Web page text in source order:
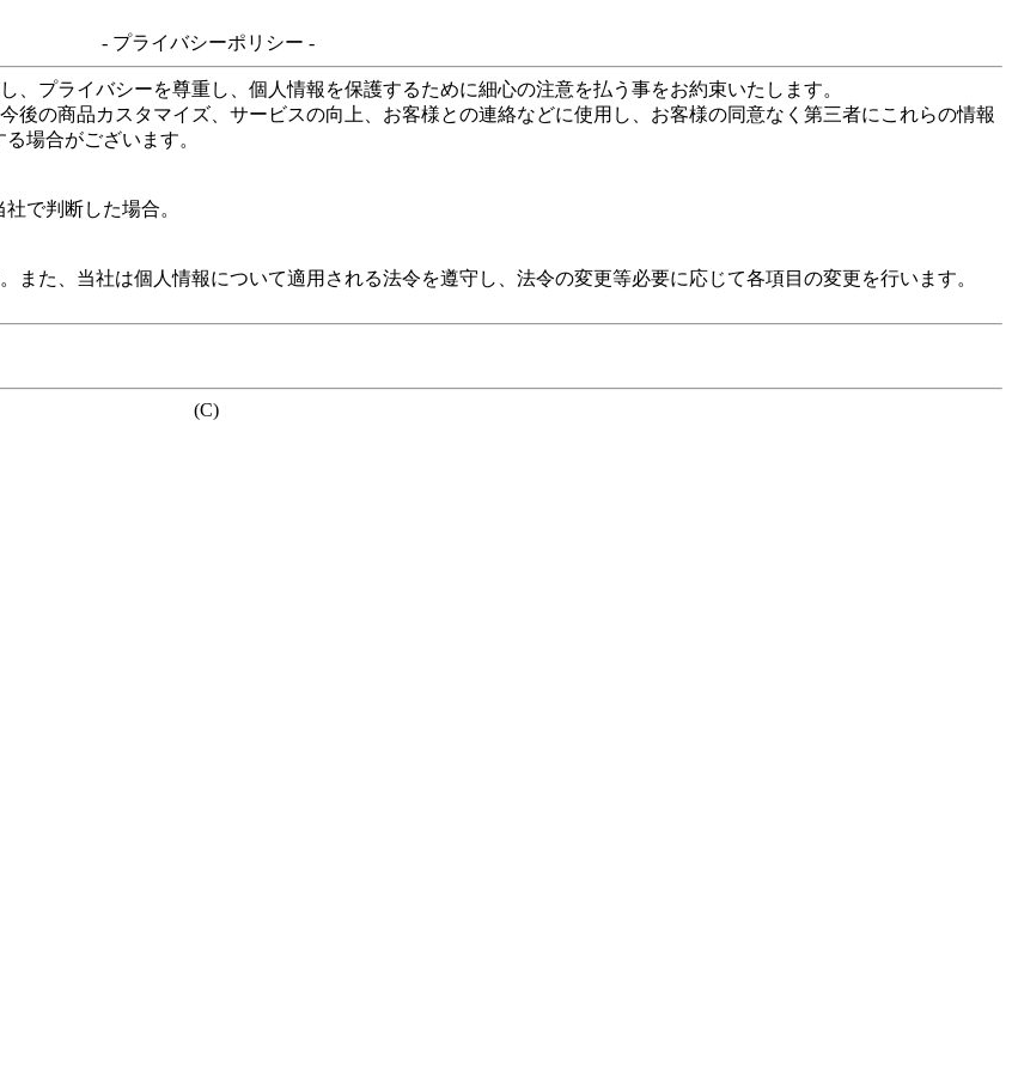
- プライバシーポリシー -
プライバシーを尊重し、個人情報を保護するために細心の注意を払う事をお約束いたします。
後の商品カスタマイズ、サービスの向上、お客様との連絡などに使用し、お客様の同意なく第三者にこれらの情報
場合がございます。
で判断した場合。
た、当社は個人情報について適用される法令を遵守し、法令の変更等必要に応じて各項目の変更を行います。
(C)